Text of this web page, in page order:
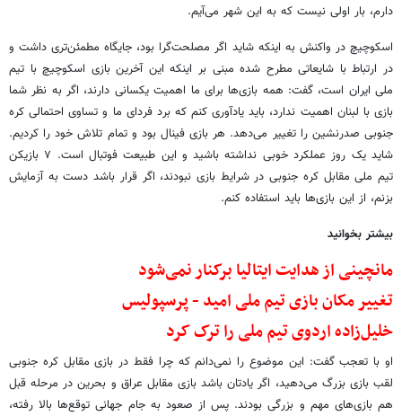
دارم، بار اولی نیست که به این شهر می‌آیم.
اسکوچیچ در واکنش به اینکه شاید اگر مصلحت‌گرا بود، جایگاه مطمئن‌تری داشت و
در ارتباط با شایعاتی مطرح شده مبنی بر اینکه این آخرین بازی اسکوچیچ با تیم
ملی ایران است، گفت: همه بازی‌ها برای ما اهمیت یکسانی دارند، اگر به نظر شما
بازی با لبنان اهمیت ندارد، باید یادآوری کنم که برد فردای ما و تساوی احتمالی کره
جنوبی صدرنشین را تغییر می‌دهد. هر بازی فینال بود و تمام تلاش خود را کردیم.
شاید یک روز عملکرد خوبی نداشته باشید و این طبیعت فوتبال است. ۷ بازیکن
تیم ملی مقابل کره جنوبی در شرایط بازی نبودند، اگر قرار باشد دست به آزمایش
بزنم، از این بازی‌ها باید استفاده کنم.
بیشتر بخوانید
مانچینی از هدایت ایتالیا برکنار نمی‌شود
تغییر مکان بازی تیم ملی امید - پرسپولیس
خلیل‌زاده اردوی تیم ملی را ترک کرد
او با تعجب گفت: این موضوع را نمی‌دانم که چرا فقط در بازی مقابل کره جنوبی
لقب بازی بزرگ می‌دهید، اگر یادتان باشد بازی مقابل عراق و بحرین در مرحله قبل
هم بازی‌های مهم و بزرگی بودند. پس از صعود به جام جهانی توقع‌ها بالا رفته،